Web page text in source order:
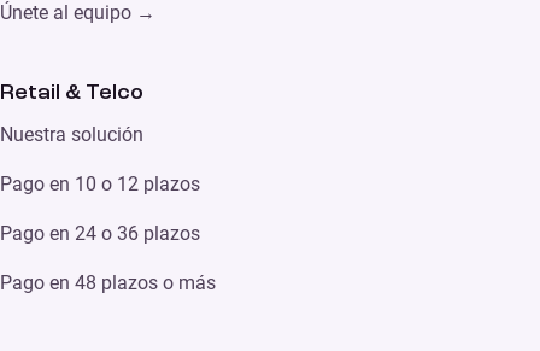
Únete al equipo →
Retail & Telco
Nuestra solución
Pago en 10 o 12 plazos
Pago en 24 o 36 plazos
Pago en 48 plazos o más